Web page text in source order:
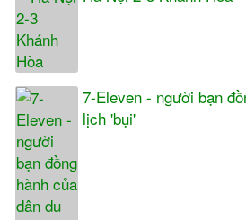
7-Eleven - người bạn
lịch 'bụi'